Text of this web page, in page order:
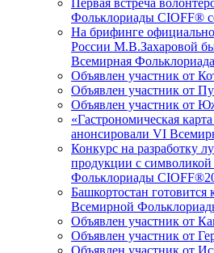
Первая встреча
Фольклориады CIOFF®
На брифинге
России М.В.Захаровой
Всемирная
Объявлен участник от
Объявлен участник от
Объявлен участник от
«Гастрономическая
анонсировали VI
Конкурс на разработку
продукции с
Фольклориады
Башкортостан готовится
Всемирной
Объявлен участник от
Объявлен участник от
Объявлен участник от